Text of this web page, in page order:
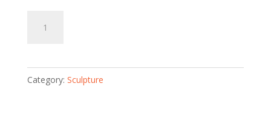
|
Amahiguéré
Category: Sculpture